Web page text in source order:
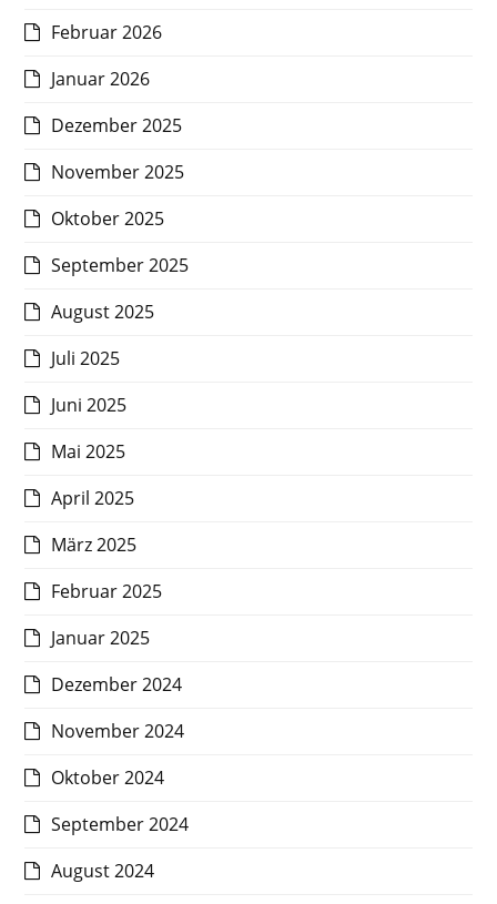
Februar 2026
Januar 2026
Dezember 2025
November 2025
Oktober 2025
September 2025
August 2025
Juli 2025
Juni 2025
Mai 2025
April 2025
März 2025
Februar 2025
Januar 2025
Dezember 2024
November 2024
Oktober 2024
September 2024
August 2024